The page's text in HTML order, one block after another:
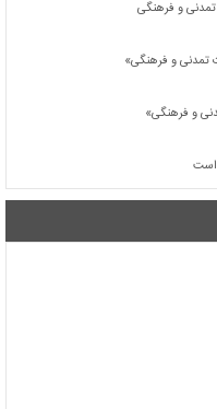
تمدنی و فرهنگی
تمدنی و فرهنگی»
و فرهنگی»
است